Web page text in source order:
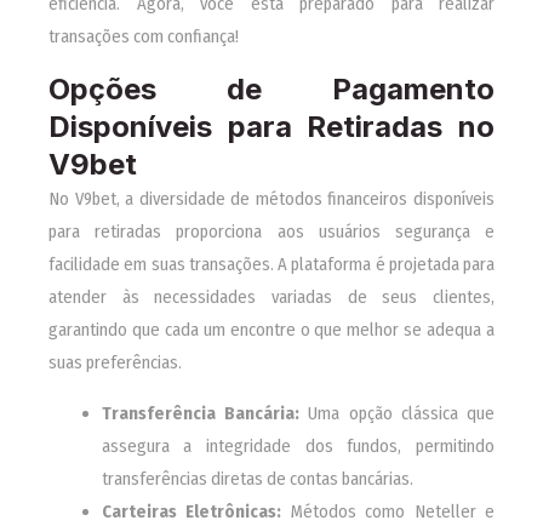
transações com confiança!
Opções de Pagamento
Disponíveis para Retiradas no
V9bet
No V9bet, a diversidade de métodos financeiros disponíveis
para retiradas proporciona aos usuários segurança e
facilidade em suas transações. A plataforma é projetada para
atender às necessidades variadas de seus clientes,
garantindo que cada um encontre o que melhor se adequa a
suas preferências.
Transferência Bancária: Uma opção clássica que
assegura a integridade dos fundos, permitindo
transferências diretas de contas bancárias.
Carteiras Eletrônicas: Métodos como Neteller e